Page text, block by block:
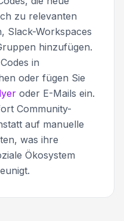
zu relevanten
Slack-Workspaces
hinzufügen.
in
oder fügen Sie
oder E-Mails ein.
Community-
auf manuelle
was ihre
Ökosystem